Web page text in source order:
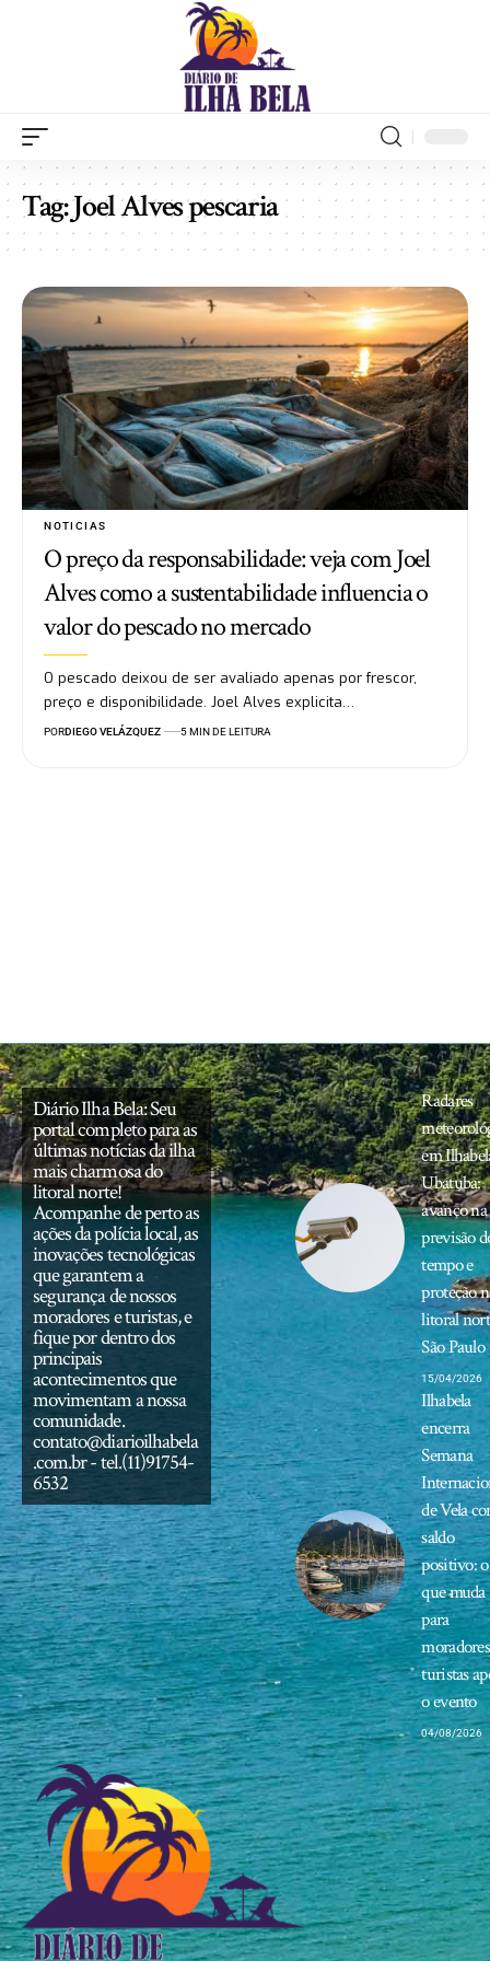
Tag:Joel Alves pescaria
NOTICIAS
O preço da responsabilidade: veja com Joel
Alves como a sustentabilidade influencia o
valor do pescado no mercado
O pescado deixou de ser avaliado apenas por frescor,
preço e disponibilidade. Joel Alves explicita…
PORDIEGO VELÁZQUEZ 5 MIN DE LEITURA
Diário Ilha Bela: Seu
portal completo para as
últimas notícias da ilha
mais charmosa do
litoral norte!
Acompanhe de perto as
ações da polícia local, as
inovações tecnológicas
que garantem a
segurança de nossos
moradores e turistas, e
fique por dentro dos
principais
acontecimentos que
movimentam a nossa
comunidade.
contato@diarioilhabela
.com.br- tel.(11)91754-
6532
Radares
em
Ubatuba:
avanço na
previsão
tempo e
proteção
litoral
São Paulo
15/04/2026
Ilhabela
encerra
Semana
de Vela
saldo
positivo: o
que muda
para
turistas
o evento
04/08/2026